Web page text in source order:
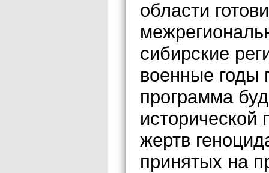
области
сибирские
военные годы
программа
исторической
жертв
принятых на